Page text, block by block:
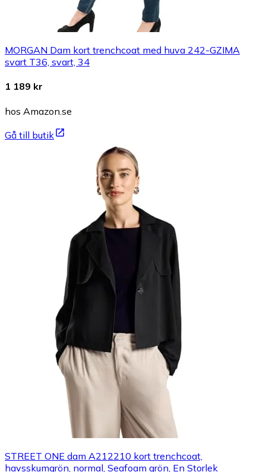
MORGAN Dam kort trenchcoat med huva 242-GZIMA
svart T36, svart, 34
1 189 kr
hos Amazon.se
Gå till butik
STREET ONE dam A212210 kort trenchcoat,
havsskumgrön, normal, Seafoam grön, En Storlek